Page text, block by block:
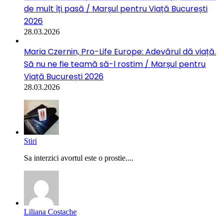
de mult îți pasă / Marșul pentru Viață București
2026
28.03.2026
Maria Czernin, Pro-Life Europe: Adevărul dă viață.
Să nu ne fie teamă să-l rostim / Marșul pentru
Viață București 2026
28.03.2026
Stiri
Sa interzici avortul este o prostie....
Liliana Costache